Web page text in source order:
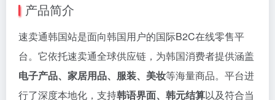
产品简介
速卖通韩国站是面向韩国用户的国际B2C在线零售平
台。它依托速卖通全球供应链，为韩国消费者提供涵盖
电子产品、家居用品、服装、美妆等海量商品。平台进
行了深度本地化，支持韩语界面、韩元结算以及符合当